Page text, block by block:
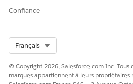
Confiance
Français
© Copyright 2026, Salesforce.com Inc. Tous
marques appartiennent à leurs propriétaires